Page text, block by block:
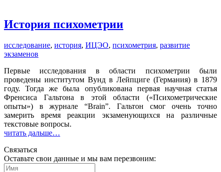
История психометрии
исследование, история, ИЦЭО, психометрия, развитие
экзаменов
Первые исследования в области психометрии были
проведены институтом Вунд в Лейпциге (Германия) в 1879
году. Тогда же была опубликована первая научная статья
Френсиса Гальтона в этой области («Психометрические
опыты») в журнале “Brain”. Гальтон смог очень точно
замерить время реакции экзаменующихся на различные
текстовые вопросы.
читать дальше…
Связаться
Оставьте свои данные и мы вам перезвоним: